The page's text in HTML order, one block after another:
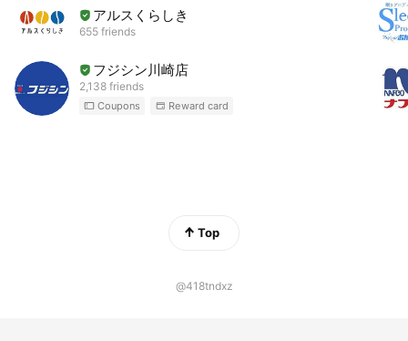
アルスくらしき
655 friends
フジシン川崎店
2,138 friends
Coupons Reward card
Top
@418tndxz